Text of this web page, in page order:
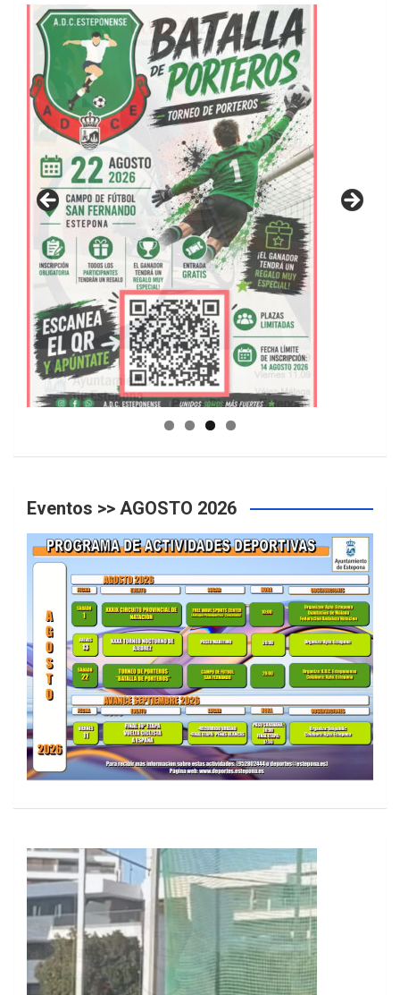
GUIA DE INSTALACIONES DEPORTIVAS
Eventos >> AGOSTO 2026